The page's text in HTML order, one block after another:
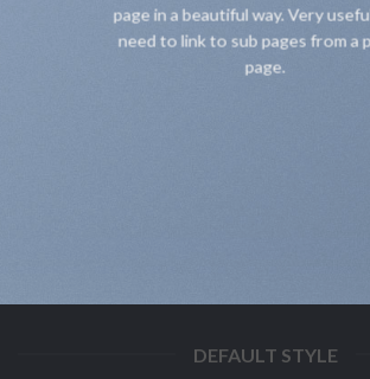
page in a beautiful way. Very
need to link to sub pages from a
page.
DEFAULT STYLE